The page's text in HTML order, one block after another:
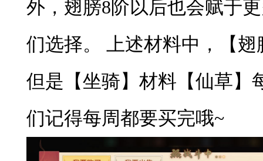
外，翅膀8阶以后也会赋于
们选择。 上述材料中，【
但是【坐骑】材料【仙草】
们记得每周都要买完哦~